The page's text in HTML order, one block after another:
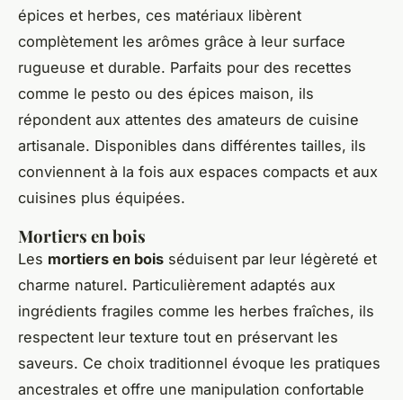
épices et herbes, ces matériaux libèrent
complètement les arômes grâce à leur surface
rugueuse et durable. Parfaits pour des recettes
comme le pesto ou des épices maison, ils
répondent aux attentes des amateurs de cuisine
artisanale. Disponibles dans différentes tailles, ils
conviennent à la fois aux espaces compacts et aux
cuisines plus équipées.
Mortiers en bois
Les mortiers en bois séduisent par leur légèreté et
charme naturel. Particulièrement adaptés aux
ingrédients fragiles comme les herbes fraîches, ils
respectent leur texture tout en préservant les
saveurs. Ce choix traditionnel évoque les pratiques
ancestrales et offre une manipulation confortable